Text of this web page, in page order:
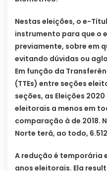
Nestas eleições, o e-
instrumento para que o
previamente, sobre em
evitando dúvidas ou
Em função da
(TTEs) entre seções
seções, as Eleições
eleitorais a menos em
comparação à de 2018.
Norte terá, ao todo,
A redução é temporária
anos eleitorais. Ela